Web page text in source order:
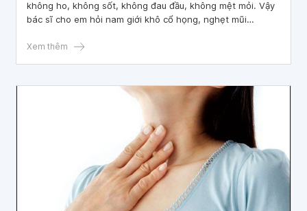
không ho, không sốt, không đau đầu, không mệt mỏi. Vậy
bác sĩ cho em hỏi nam giới khô cổ họng, nghẹt mũi
Xem thêm